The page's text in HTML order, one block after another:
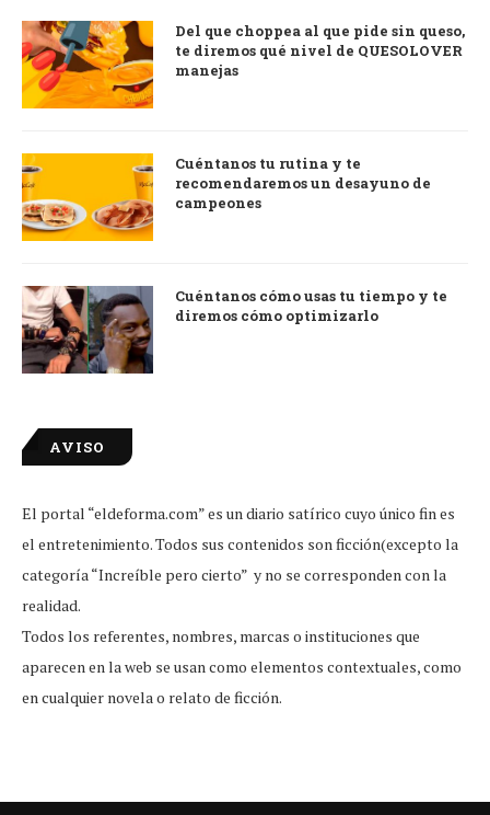
Del que choppea al que pide sin queso,
te diremos qué nivel de QUESOLOVER
manejas
Cuéntanos tu rutina y te
recomendaremos un desayuno de
campeones
Cuéntanos cómo usas tu tiempo y te
diremos cómo optimizarlo
AVISO
El portal “eldeforma.com” es un diario satírico cuyo único fin es
el entretenimiento. Todos sus contenidos son ficción(excepto la
categoría “Increíble pero cierto” y no se corresponden con la
realidad.
Todos los referentes, nombres, marcas o instituciones que
aparecen en la web se usan como elementos contextuales, como
en cualquier novela o relato de ficción.